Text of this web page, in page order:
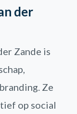
der
Zande is
Ze
op social